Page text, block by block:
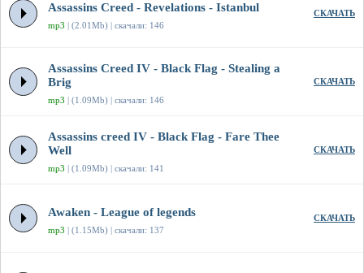
Assassins Creed - Revelations - Istanbul
mp3 | (2.01Mb) | скачали: 146
СКАЧАТЬ
Assassins Creed IV - Black Flag - Stealing a
Brig
mp3 | (1.09Mb) | скачали: 146
СКАЧАТЬ
Assassins creed IV - Black Flag - Fare Thee
Well
mp3 | (1.09Mb) | скачали: 141
СКАЧАТЬ
Awaken - League of legends
mp3 | (1.15Mb) | скачали: 137
СКАЧАТЬ